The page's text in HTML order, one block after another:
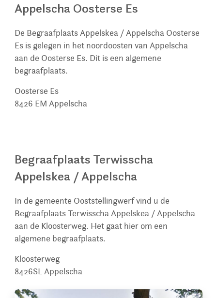
Appelscha Oosterse Es
De Begraafplaats Appelskea / Appelscha Oosterse
Es is gelegen in het noordoosten van Appelscha
aan de Oosterse Es. Dit is een algemene
begraafplaats.
Oosterse Es
8426 EM Appelscha
Begraafplaats Terwisscha
Appelskea / Appelscha
In de gemeente Ooststellingwerf vind u de
Begraafplaats Terwisscha Appelskea / Appelscha
aan de Kloosterweg. Het gaat hier om een
algemene begraafplaats.
Kloosterweg
8426SLAppelscha